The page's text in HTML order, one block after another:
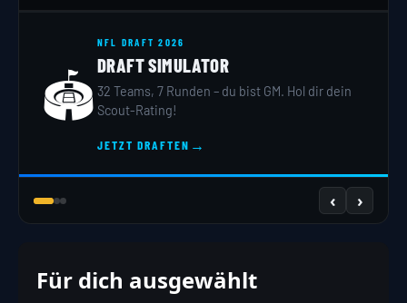
🏟️
NFL DRAFT 2026
DRAFT SIMULATOR
32 Teams, 7 Runden – du bist GM. Hol dir dein
Scout-Rating!
JETZT DRAFTEN →
‹ ›
Für dich ausgewählt